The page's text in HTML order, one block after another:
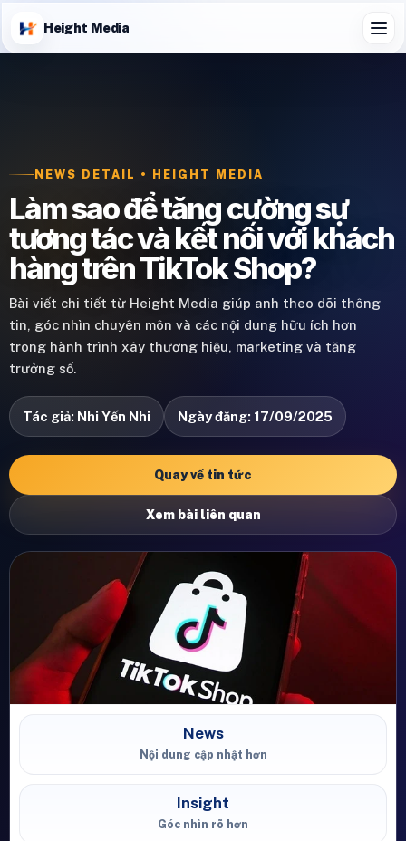
Height Media
NEWS DETAIL • HEIGHT MEDIA
Làm sao để tăng cường sự
tương tác và kết nối với khách
hàng trên TikTok Shop?
Bài viết chi tiết từ Height Media giúp anh theo dõi thông
tin, góc nhìn chuyên môn và các nội dung hữu ích hơn
trong hành trình xây thương hiệu, marketing và tăng
trưởng số.
Tác giả: Nhi Yến Nhi Ngày đăng: 17/09/2025
Quay về tin tức
Xem bài liên quan
News
Nội dung cập nhật hơn
Insight
Góc nhìn rõ hơn